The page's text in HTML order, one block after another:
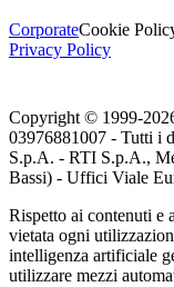
CorporateCookie
Privacy Policy
Copyright © 1999-
03976881007 - Tutti i
S.p.A. - RTI S.p.A.,
Bassi) - Uffici Viale
Rispetto ai contenuti e
vietata ogni
intelligenza artificiale
utilizzare mezzi